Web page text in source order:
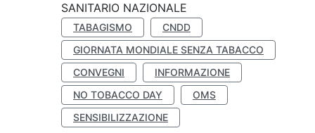
SANITARIO NAZIONALE
TABAGISMO
CNDD
GIORNATA MONDIALE SENZA TABACCO
CONVEGNI
INFORMAZIONE
NO TOBACCO DAY
OMS
SENSIBILIZZAZIONE